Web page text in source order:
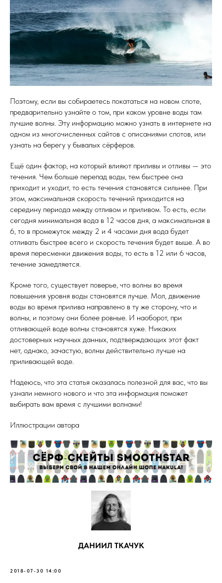
Поэтому, если вы собираетесь покататься на новом споте,
предварительно узнайте о том, при каком уровне воды там
лучшие волны. Эту информацию можно узнать в интернете на
одном из многочисленных сайтов с описаниями спотов, или
узнать на берегу у бывалых сёрферов.
Ещё один фактор, на который влияют приливы и отливы — это
течения. Чем больше перепад воды, тем быстрее она
приходит и уходит, то есть течения становятся сильнее. При
этом, максимальная скорость течений приходится на
середину периода между отливом и приливом. То есть, если
сегодня минимальная вода в 12 часов дня, а максимальная в
6, то в промежуток между 2 и 4 часами дня вода будет
отливать быстрее всего и скорость течения будет выше. А во
время пересменки движения воды, то есть в 12 или 6 часов,
течение замедляется.
Кроме того, существует поверье, что волны во время
повышения уровня воды становятся лучше. Мол, движение
воды во время прилива направлено в ту же сторону, что и
волны, и поэтому они более ровные. И наоборот, при
отливающей воде волны становятся хуже. Никаких
достоверных научных данных, подтверждающих этот факт
нет, однако, зачастую, волны действительно лучше на
приливающей воде.
Надеюсь, что эта статья оказалась полезной для вас, что вы
узнали немного нового и что эта информация поможет
выбирать вам время с лучшими волнами!
Иллюстрации автора
ДАНИИЛ ТКАЧУК
2018-07-30 14:00